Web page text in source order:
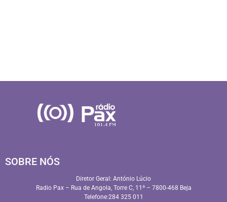
SOBRE NÓS
Diretor Geral: António Lúcio
Radio Pax – Rua de Angola, Torre C, 11º – 7800-468 Beja
Telefone:284 325 011